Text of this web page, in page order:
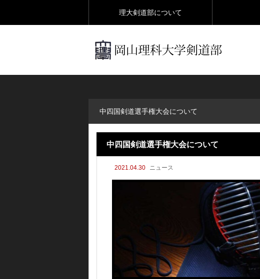
理大剣道部について
中四国剣道選手権大会について
中四国剣道選手権大会について
2021.04.30 ニュース